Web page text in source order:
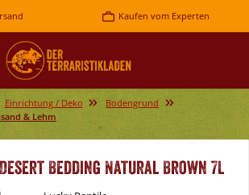
Kaufen vom Experten
Einrichtung / Deko
Bodengrund
& Lehm
Bedding Natural Brown 7L